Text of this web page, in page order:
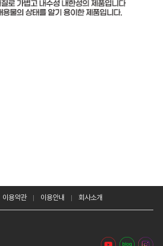
이용약관 이용안내 회사소개